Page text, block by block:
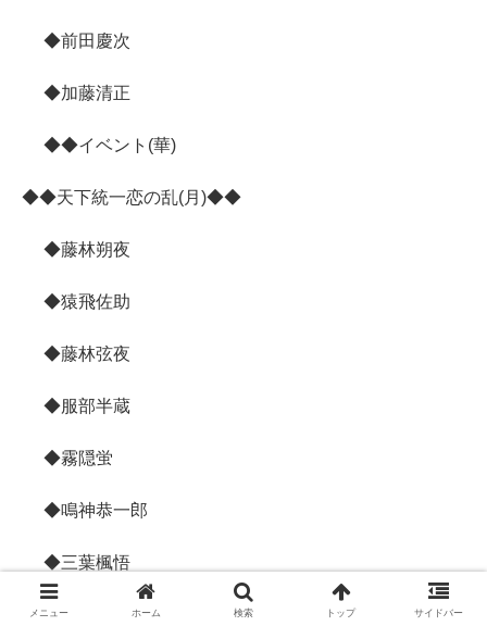
◆前田慶次
◆加藤清正
◆◆イベント(華)
◆◆天下統一恋の乱(月)◆◆
◆藤林朔夜
◆猿飛佐助
◆藤林弦夜
◆服部半蔵
◆霧隠蛍
◆鳴神恭一郎
◆三葉楓悟
◆望月志真
メニュー ホーム 検索 トップ サイドバー